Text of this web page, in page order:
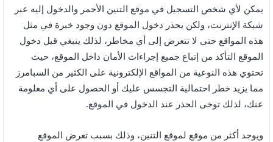
يمكن لأي شخص التسجيل في موقع التنين الأحمر والدخول إليه عبر
شبكة الإنترنت، ولكن يحذر دخول الموقع دون وجود خبرة في مثل
هذه المواقع حتى لا تتعرض إلى أي مخاطر، لذلك ينبغي قبل دخول
الموقع التأكد من إتباع جميع إجراءات الأمان داخل الموقع، حيث
تحتوي هذه النوعية من المواقع الإلكترونية على الكثير من السبامرز
مما يزيد خطر احتمالية التجسس عليك أو الحصول على أي معلومة
عنك، لذلك توخى الحذر عند الدخول في الموقع.
ويوجد أكثر من موقع لموقع التنين، وذلك بسبب تعرض الموقع